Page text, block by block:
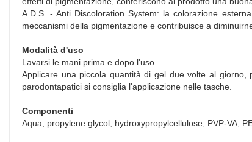
A.D.S. - Anti Discoloration System: la colorazione
meccanismi della pigmentazione e contribuisce a
Modalità d'uso
Lavarsi le mani prima e dopo l'uso.
Applicare una piccola quantità di gel due volte al
parodontapatici si consiglia l'applicazione nelle tasche.
Componenti
Aqua, propylene glycol, hydroxypropylcellulose, PVP-VA,